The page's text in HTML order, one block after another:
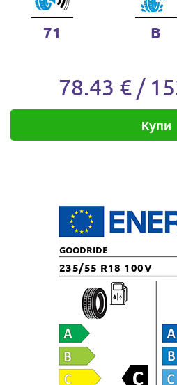
71 B
78.43 € /
Купи
GOODRIDE
235/55 R18 100V